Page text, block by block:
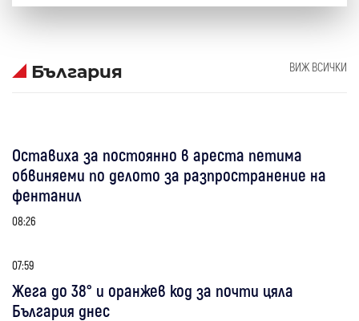
България ВИЖ ВСИЧКИ
Оставиха за постоянно в ареста петима
обвиняеми по делото за разпространение на
фентанил
08:26
07:59
Жега до 38° и оранжев код за почти цяла
България днес